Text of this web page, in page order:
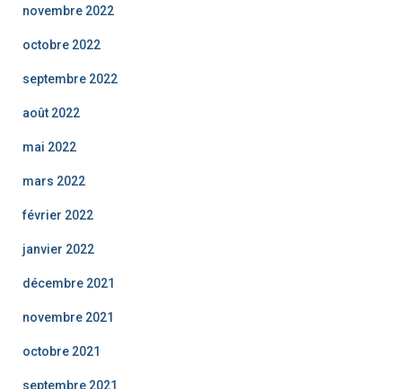
novembre 2022
octobre 2022
septembre 2022
août 2022
mai 2022
mars 2022
février 2022
janvier 2022
décembre 2021
novembre 2021
octobre 2021
septembre 2021